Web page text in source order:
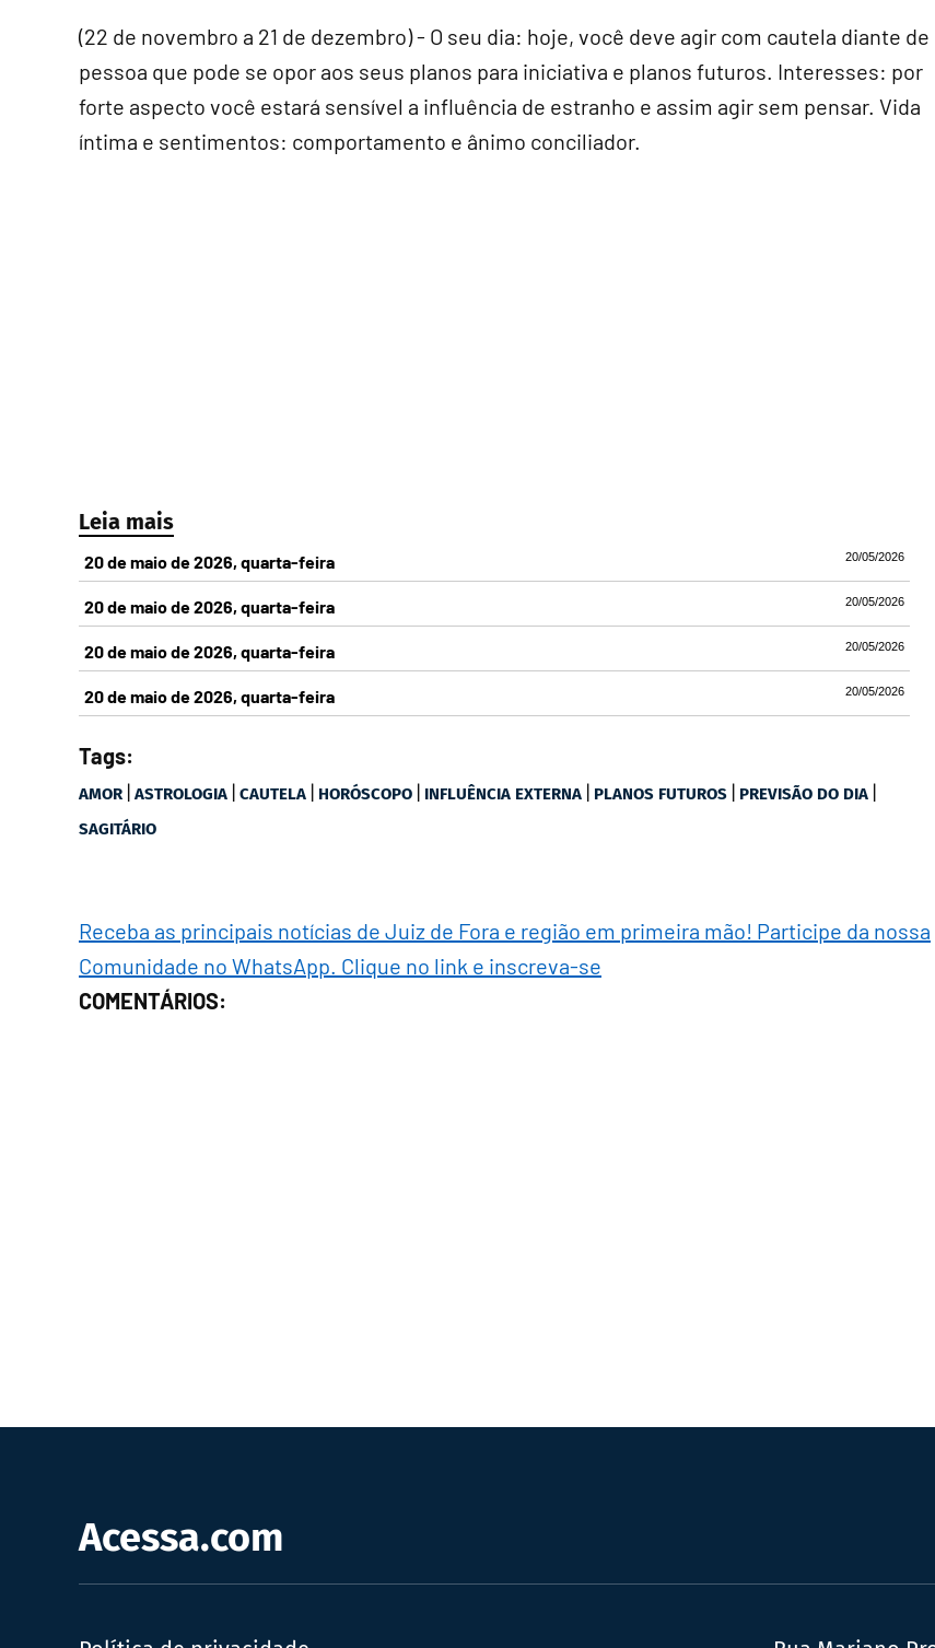
(22 de novembro a 21 de dezembro) - O seu dia: hoje, você deve agir com cautela diante de
pessoa que pode se opor aos seus planos para iniciativa e planos futuros. Interesses: por
forte aspecto você estará sensível a influência de estranho e assim agir sem pensar. Vida
íntima e sentimentos: comportamento e ânimo conciliador.
Leia mais
20/05/2026
20 de maio de 2026, quarta-feira
20/05/2026
20 de maio de 2026, quarta-feira
20/05/2026
20 de maio de 2026, quarta-feira
20/05/2026
20 de maio de 2026, quarta-feira
Tags:
AMOR | ASTROLOGIA | CAUTELA | HORÓSCOPO | INFLUÊNCIA EXTERNA | PLANOS FUTUROS | PREVISÃO DO DIA |
SAGITÁRIO
Receba as principais notícias de Juiz de Fora e região em primeira mão! Participe da nossa
Comunidade no WhatsApp. Clique no link e inscreva-se
COMENTÁRIOS:
Acessa.com